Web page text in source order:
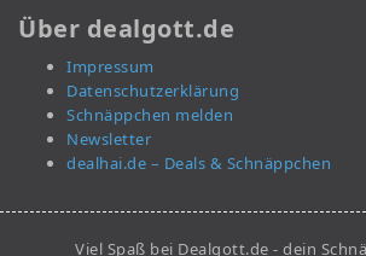
Über dealgott.de
Impressum
Datenschutzerklärung
Schnäppchen melden
Newsletter
dealhai.de – Deals & Schnäppchen
Viel Spaß bei Dealgott.de - dein